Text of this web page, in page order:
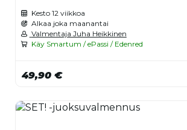
Kesto 12 viikkoa
Alkaa joka maanantai
Valmentaja Juha Heikkinen
Käy Smartum / ePassi / Edenred
49,90 €